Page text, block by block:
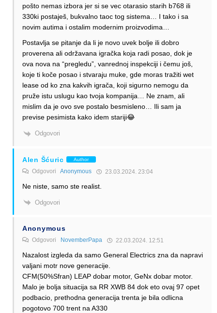
pošto nemas izbora jer si se vec otarasio starih b768 ili
330ki postaješ, bukvalno taoc tog sistema… I tako i sa
novim autima i ostalim modernim proizvodima…
Postavlja se pitanje da li je novo uvek bolje ili dobro
proverena ali održavana igračka koja radi posao, dok je
ova nova na “pregledu”, vanrednoj inspekciji i čemu još,
koje ti koče posao i stvaraju muke, gde moras tražiti wet
lease od ko zna kakvih igrača, koji sigurno nemogu da
pruže istu uslugu kao tvoja kompanija… Ne znam, ali
mislim da je ovo sve postalo besmisleno… Ili sam ja
previse pesimista kako idem stariji😂
Odgovori
Alen Šćuric Author
Odgovori Anonymous 23.03.2024. 23:04
Ne niste, samo ste realist.
Odgovori
Anonymous
Odgovori NovemberPapa 22.03.2024. 12:51
Nazalost izgleda da samo General Electrics zna da napravi
valjani motr nove generacije.
CFM(50%Sfran) LEAP dobar motor, GeNx dobar motor.
Malo je bolja situacija sa RR XWB 84 dok eto ovaj 97 opet
podbacio, prethodna generacija trenta je bila odlicna
pogotovo 700 trent na A330